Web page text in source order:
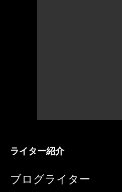
ライター紹介
ブログライター